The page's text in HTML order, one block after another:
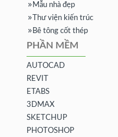
Mẫu nhà đẹp
Thư viện kiến trúc
Bê tông cốt thép
PHẦN MỀM
AUTOCAD
REVIT
ETABS
3DMAX
SKETCHUP
PHOTOSHOP